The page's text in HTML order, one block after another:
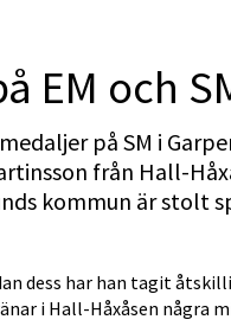
EM och
på SM i
från Hall-
kommun är stolt
dess har han tagit
i Hall-Håxåsen några